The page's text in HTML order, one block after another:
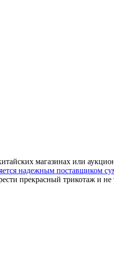
магазинах или
надежным поставщиком
прекрасный трикотаж и не